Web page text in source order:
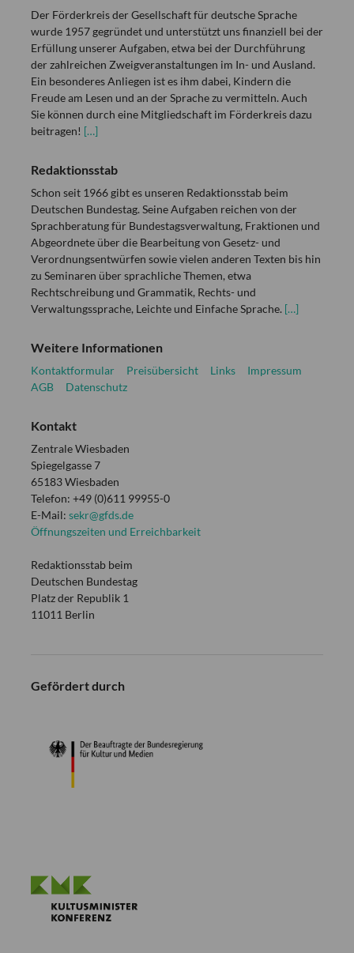
Der Förderkreis der Gesellschaft für deutsche Sprache
wurde 1957 gegründet und unterstützt uns finanziell bei der
Erfüllung unserer Aufgaben, etwa bei der Durchführung
der zahlreichen Zweigveranstaltungen im In- und Ausland.
Ein besonderes Anliegen ist es ihm dabei, Kindern die
Freude am Lesen und an der Sprache zu vermitteln. Auch
Sie können durch eine Mitgliedschaft im Förderkreis dazu
beitragen! […]
Redaktionsstab
Schon seit 1966 gibt es unseren Redaktionsstab beim
Deutschen Bundestag. Seine Aufgaben reichen von der
Sprachberatung für Bundestagsverwaltung, Fraktionen und
Abgeordnete über die Bearbeitung von Gesetz- und
Verordnungsentwürfen sowie vielen anderen Texten bis hin
zu Seminaren über sprachliche Themen, etwa
Rechtschreibung und Grammatik, Rechts- und
Verwaltungssprache, Leichte und Einfache Sprache. […]
Weitere Informationen
Kontaktformular Preisübersicht Links
Impressum
AGB
Datenschutz
Kontakt
Zentrale Wiesbaden
Spiegelgasse 7
65183 Wiesbaden
Telefon: +49 (0)611 99955-0
E-Mail: sekr@gfds.de
Öffnungszeiten und Erreichbarkeit
Redaktionsstab beim
Deutschen Bundestag
Platz der Republik 1
11011 Berlin
Gefördert durch